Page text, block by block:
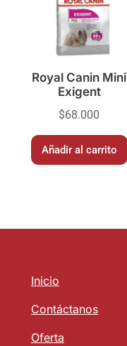
Royal Canin Mini
Exigent
$68.000
Añadir al carrito
Inicio
Contáctanos
Oferta